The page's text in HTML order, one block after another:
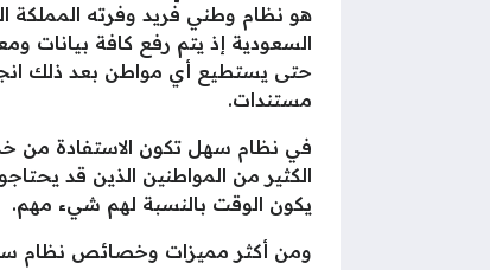
هو نظام وطني فريد وفرته المملكة
السعودية إذ يتم رفع كافة بيانات
حتى يستطيع أي مواطن بعد ذلك
مستندات.
في نظام سهل تكون الاستفادة من
الكثير من المواطنين الذين قد
يكون الوقت بالنسبة لهم شيء مهم.
ومن أكثر مميزات وخصائص نظام